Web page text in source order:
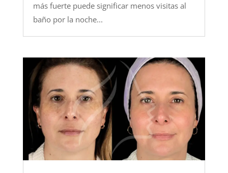
más fuerte puede significar menos visitas al
baño por la noche...